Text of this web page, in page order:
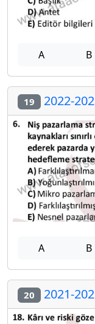
A B
19 2022-
A B
20 2021-